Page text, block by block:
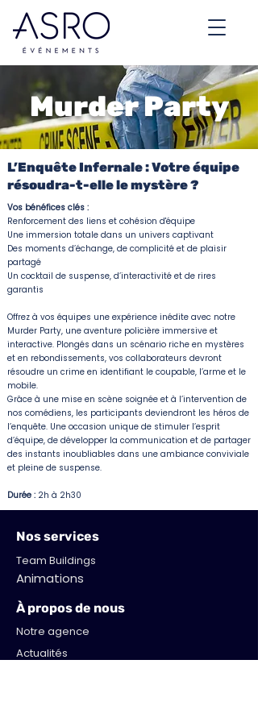
Murder Party
L’Enquête Infernale : Votre équipe
résoudra-t-elle le mystère ?
Vos bénéfices clés :
Renforcement des liens et cohésion d'équipe
Une immersion totale dans un univers captivant
Des moments d’échange, de complicité et de plaisir
partagé
Un cocktail de suspense, d’interactivité et de rires
garantis
Offrez à vos équipes une expérience inédite avec notre
Murder Party, une aventure policière immersive et
interactive. Plongés dans un scénario riche en mystères
et en rebondissements, vos collaborateurs devront
résoudre un crime en identifiant le coupable, l’arme et le
mobile.
Grâce à une mise en scène soignée et à l’intervention de
nos comédiens, les participants deviendront les héros de
l’enquête. Une occasion unique de stimuler l’esprit
d’équipe, de développer la communication et de partager
des instants inoubliables dans une ambiance conviviale
et pleine de suspense.
Durée : 2h à 2h30
Nos services
Team Buildings
Animations
À propos de nous
Notre agence
Actualités